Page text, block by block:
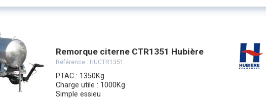
Remorque citerne CTR1351 Hubière
Référence : HUCTR1351
PTAC : 1350Kg
Charge utile : 1000Kg
Simple essieu